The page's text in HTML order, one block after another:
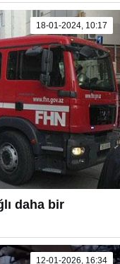
18-01-2024, 10:17
daha bir
12-01-2026, 16:34